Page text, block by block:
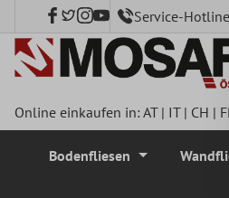
springen Service-
Online einkaufen in:AT| IT| CH |
Bodenfliesen